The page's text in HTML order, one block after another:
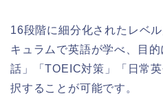
16段階に細分化されたレベ
キュラムで英語が学べ、目
話」「TOEIC対策」「日常
択することが可能です。